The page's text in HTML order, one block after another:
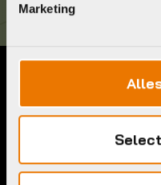
Marketing
Telefoon:
036 5304422
1315 BP